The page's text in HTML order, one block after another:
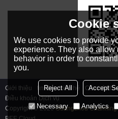
Giới thiệu tin tức Liên hệ Câu hỏi
Điều khoản Dịch vụ
Copyright © 2026Guangzhou
Cookie
We use cookies to provide
experience. They also allow
behavior in order to
you.
Reject All Accept
Necessary Analytics